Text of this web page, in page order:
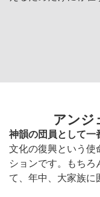
アンジ
神韻の団員として一
文化の復興という使
ションです。もち
て、年中、大家族に